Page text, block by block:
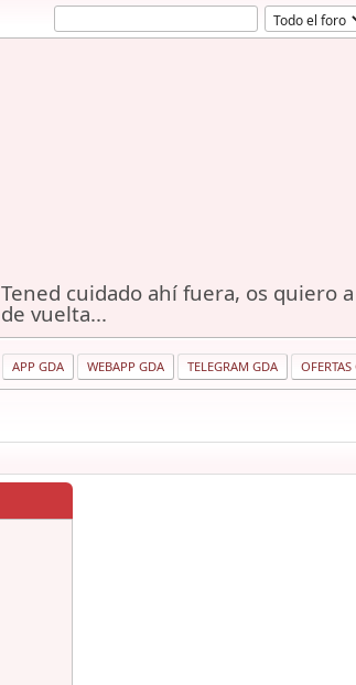
Tened cuidado ahí fuera, os quiero
de vuelta...
APP GDA WEBAPP GDA TELEGRAM GDA OFERTAS